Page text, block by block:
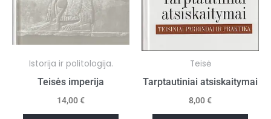
Istorija ir politologija.
Teisės imperija
14,00€
Teisė
Tarptautiniai atsiskaitymai
8,00€